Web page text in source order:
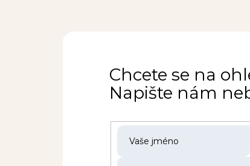
Chcete se na
Napište nám